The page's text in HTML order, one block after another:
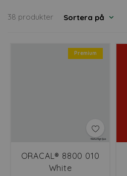
38 produkter Sortera på
Premium
ORACAL® 8800 010
White